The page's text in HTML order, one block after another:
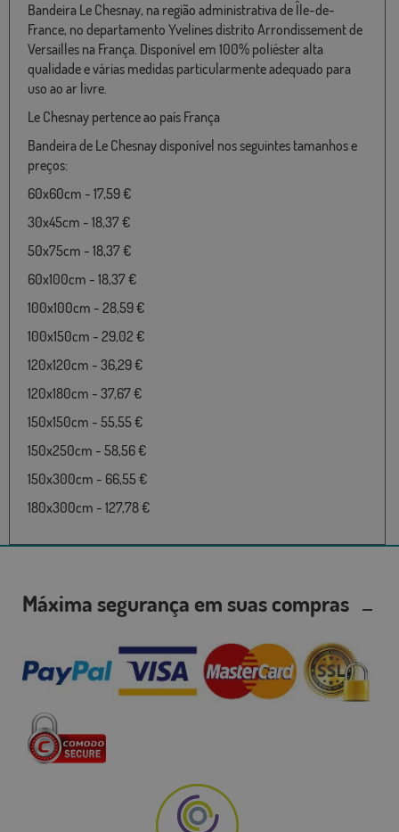
Bandeira Le Chesnay, na região administrativa de Île-de-
France, no departamento Yvelines distrito Arrondissement de
Versailles na França. Disponível em 100% poliéster alta
qualidade e várias medidas particularmente adequado para
uso ao ar livre.
Le Chesnay pertence ao país França
Bandeira de Le Chesnay disponível nos seguintes tamanhos e
preços:
60x60cm - 17,59 €
30x45cm - 18,37 €
50x75cm - 18,37 €
60x100cm - 18,37 €
100x100cm - 28,59 €
100x150cm - 29,02 €
120x120cm - 36,29 €
120x180cm - 37,67 €
150x150cm - 55,55 €
150x250cm - 58,56 €
150x300cm - 66,55 €
180x300cm - 127,78 €
Máxima segurança em suas compras